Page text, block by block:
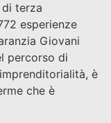
terza
esperienze
Giovani
percorso di
è
che è